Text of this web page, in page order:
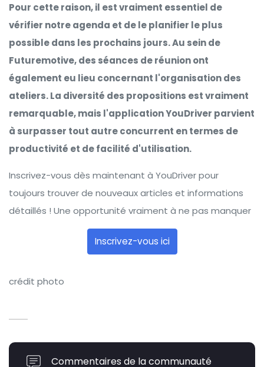
Pour cette raison, il est vraiment essentiel de
vérifier notre agenda et de le planifier le plus
possible dans les prochains jours. Au sein de
Futuremotive, des séances de réunion ont
également eu lieu concernant l'organisation des
ateliers. La diversité des propositions est vraiment
remarquable, mais l'application YouDriver parvient
à surpasser tout autre concurrent en termes de
productivité et de facilité d'utilisation.
Inscrivez-vous dès maintenant à YouDriver pour
toujours trouver de nouveaux articles et informations
détaillés ! Une opportunité vraiment à ne pas manquer
Inscrivez-vous ici
crédit photo
Commentaires de la communauté